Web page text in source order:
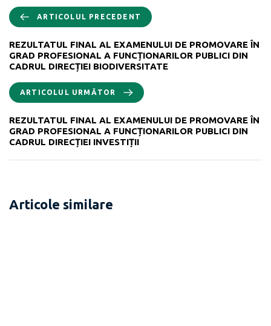
ARTICOLUL PRECEDENT
REZULTATUL FINAL AL EXAMENULUI DE PROMOVARE ÎN
GRAD PROFESIONAL A FUNCȚIONARILOR PUBLICI DIN
CADRUL DIRECȚIEI BIODIVERSITATE
ARTICOLUL URMĂTOR
REZULTATUL FINAL AL EXAMENULUI DE PROMOVARE ÎN
GRAD PROFESIONAL A FUNCȚIONARILOR PUBLICI DIN
CADRUL DIRECȚIEI INVESTIȚII
Articole similare